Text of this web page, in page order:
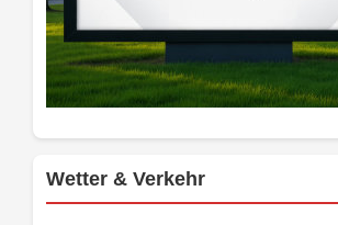
Wetter & Verkehr